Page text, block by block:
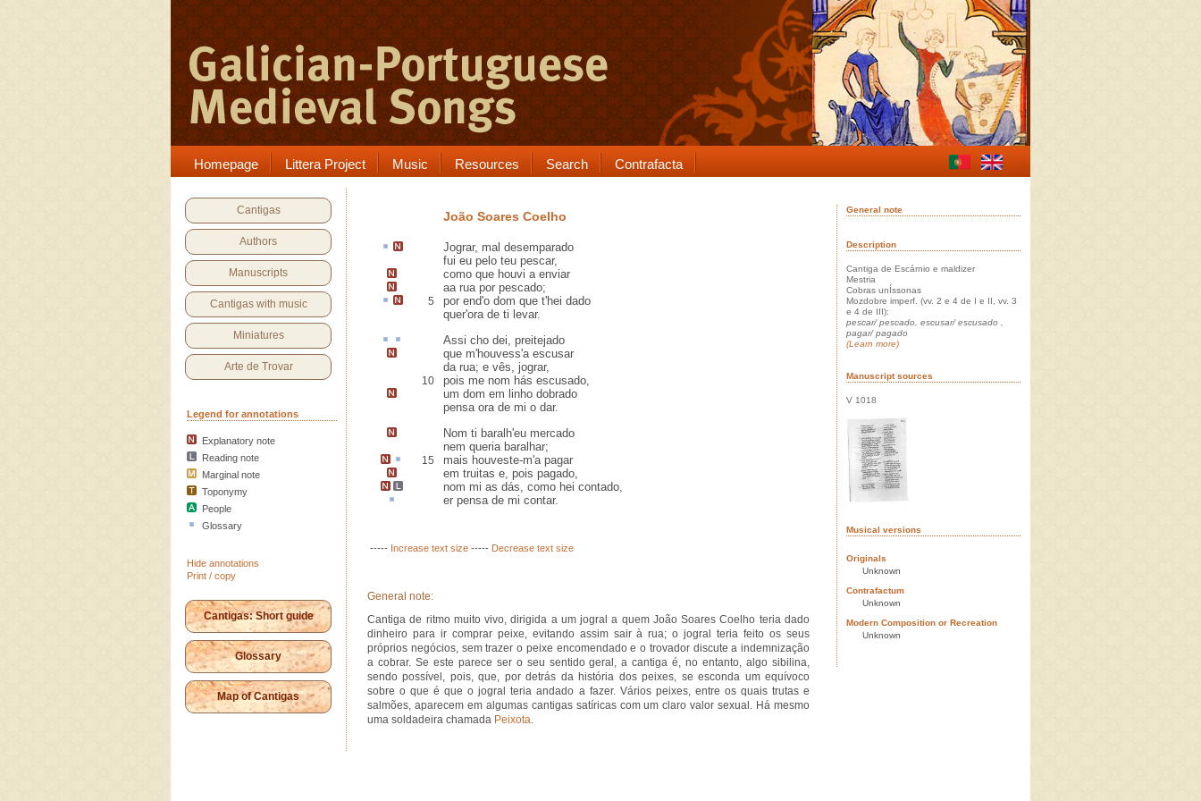
Homepage Littera Project Music Resources Search Contrafacta
Cantigas
Authors
Manuscripts
Cantigas with music
Miniatures
Arte de Trovar
Legend for annotations
Explanatory note
Reading note
Marginal note
Toponymy
People
Glossary
Hide annotations
Print / copy
Cantigas: Short guide
Glossary
Map of Cantigas
João Soares Coelho
Jograr, mal desemparado
fui eu pelo teu pescar,
como que houvi a enviar
aa rua por pescado;
5 por end'o dom que t'hei dado
quer'ora de ti levar.
Assi cho dei, preitejado
que m'houvess'a escusar
da rua; e vês, jograr,
10
pois me nom hás escusado,
um dom em linho dobrado
pensa ora de mi o dar.
Nom ti baralh'eu mercado
nem queria baralhar;
15 mais houveste-m'a pagar
em truitas e, pois pagado,
nom mi as dás, como hei contado,
er pensa de mi contar.
----- Increase text size ----- Decrease text size
General note:
Cantiga de ritmo muito vivo, dirigida a um jogral a quem João Soares Coelho teria dado
dinheiro para ir comprar peixe, evitando assim sair à rua; o jogral teria feito os seus
próprios negócios, sem trazer o peixe encomendado e o trovador discute a indemnização
a cobrar. Se este parece ser o seu sentido geral, a cantiga é, no entanto, algo sibilina,
sendo possível, pois, que, por detrás da história dos peixes, se esconda um equívoco
sobre o que é que o jogral teria andado a fazer. Vários peixes, entre os quais trutas e
salmões, aparecem em algumas cantigas satíricas com um claro valor sexual. Há mesmo
uma soldadeira chamada Peixota.
General note
Description
Cantiga de Escárnio e maldizer
Mestria
Cobras unÍssonas
Mozdobre imperf. (vv. 2 e 4 de I e II, vv. 3
e 4 de III):
pescar/ pescado, escusar/ escusado ,
pagar/ pagado
(Learn more)
Manuscript sources
V 1018
Musical versions
Originals
Unknown
Contrafactum
Unknown
Modern Composition or Recreation
Unknown